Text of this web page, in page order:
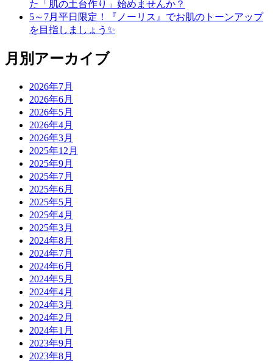
た「肌の土台作り」始めませんか？
5～7月平日限定！『ノーリス』でお肌のトーンアップ
を目指しましょう✨
月別アーカイブ
2026年7月
2026年6月
2026年5月
2026年4月
2026年3月
2025年12月
2025年9月
2025年7月
2025年6月
2025年5月
2025年4月
2025年3月
2024年8月
2024年7月
2024年6月
2024年5月
2024年4月
2024年3月
2024年2月
2024年1月
2023年9月
2023年8月